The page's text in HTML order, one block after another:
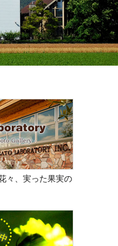
々、実った果実の